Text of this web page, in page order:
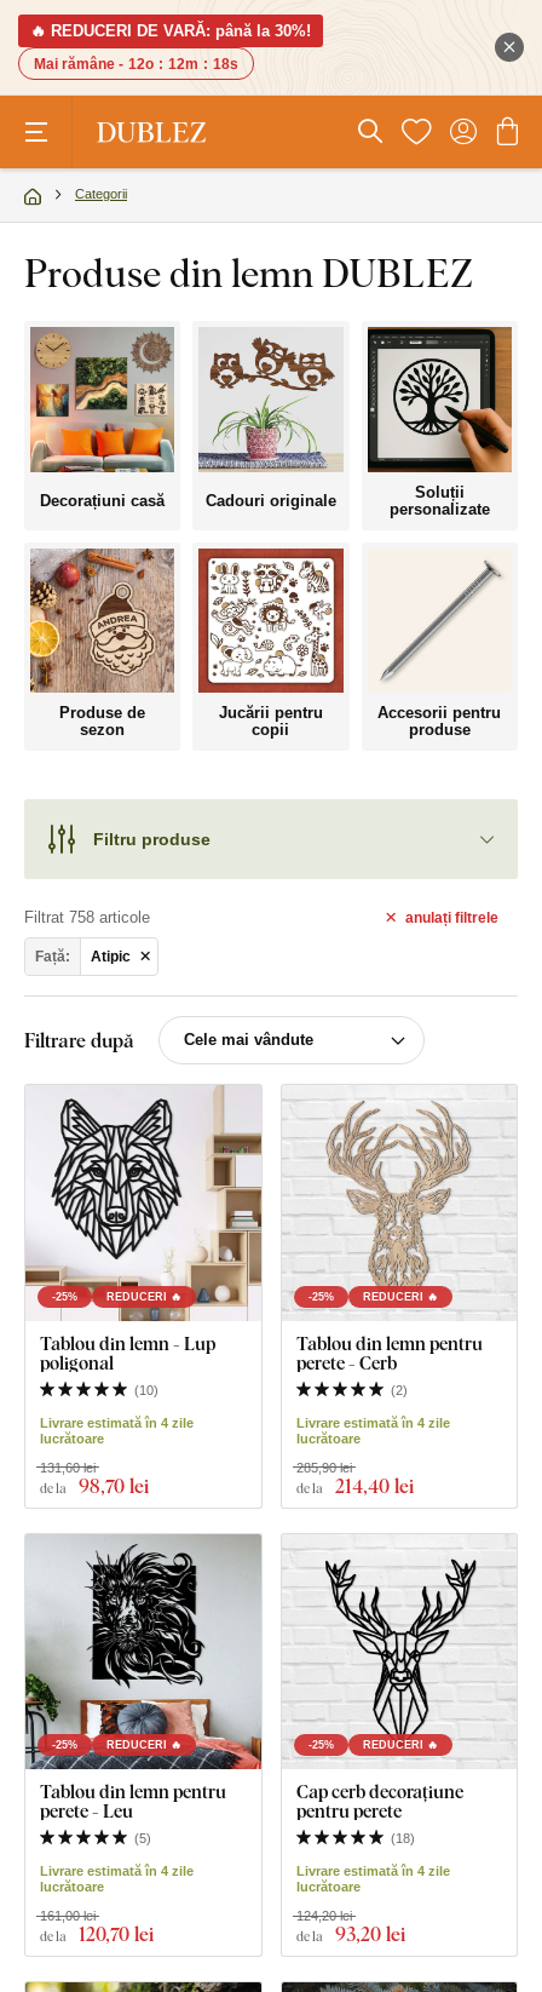
🔥 REDUCERI DE VARĂ: până la 30%!
Mai rămâne - 12o : 12m : 17s
Categorii
Produse din lemn DUBLEZ
Decorațiuni casă Cadouri originale
Soluții
personalizate
Produse de
sezon
Jucării pentru
copii
Accesorii pentru
produse
Filtru produse
anulați filtrele
Filtrat 758 articole
Față: Atipic
Filtrare după
-25% REDUCERI 🔥
Tablou din lemn - Lup
poligonal
(10)
Livrare estimată în 4 zile
lucrătoare
de la 98,70 lei
131,60 lei
-25% REDUCERI 🔥
Tablou din lemn pentru
perete - Cerb
(2)
Livrare estimată în 4 zile
lucrătoare
de la 214,40 lei
285,90 lei
-25% REDUCERI 🔥
Tablou din lemn pentru
perete - Leu
(5)
Livrare estimată în 4 zile
lucrătoare
de la 120,70 lei
161,00 lei
-25% REDUCERI 🔥
Cap cerb decorațiune
pentru perete
(18)
Livrare estimată în 4 zile
lucrătoare
de la 93,20 lei
124,20 lei